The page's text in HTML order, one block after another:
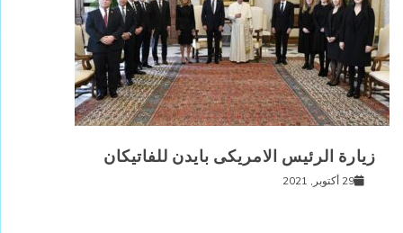
زيارة الرئيس الامريكى بايدن للفاتيكان
29 أكتوبر, 2021